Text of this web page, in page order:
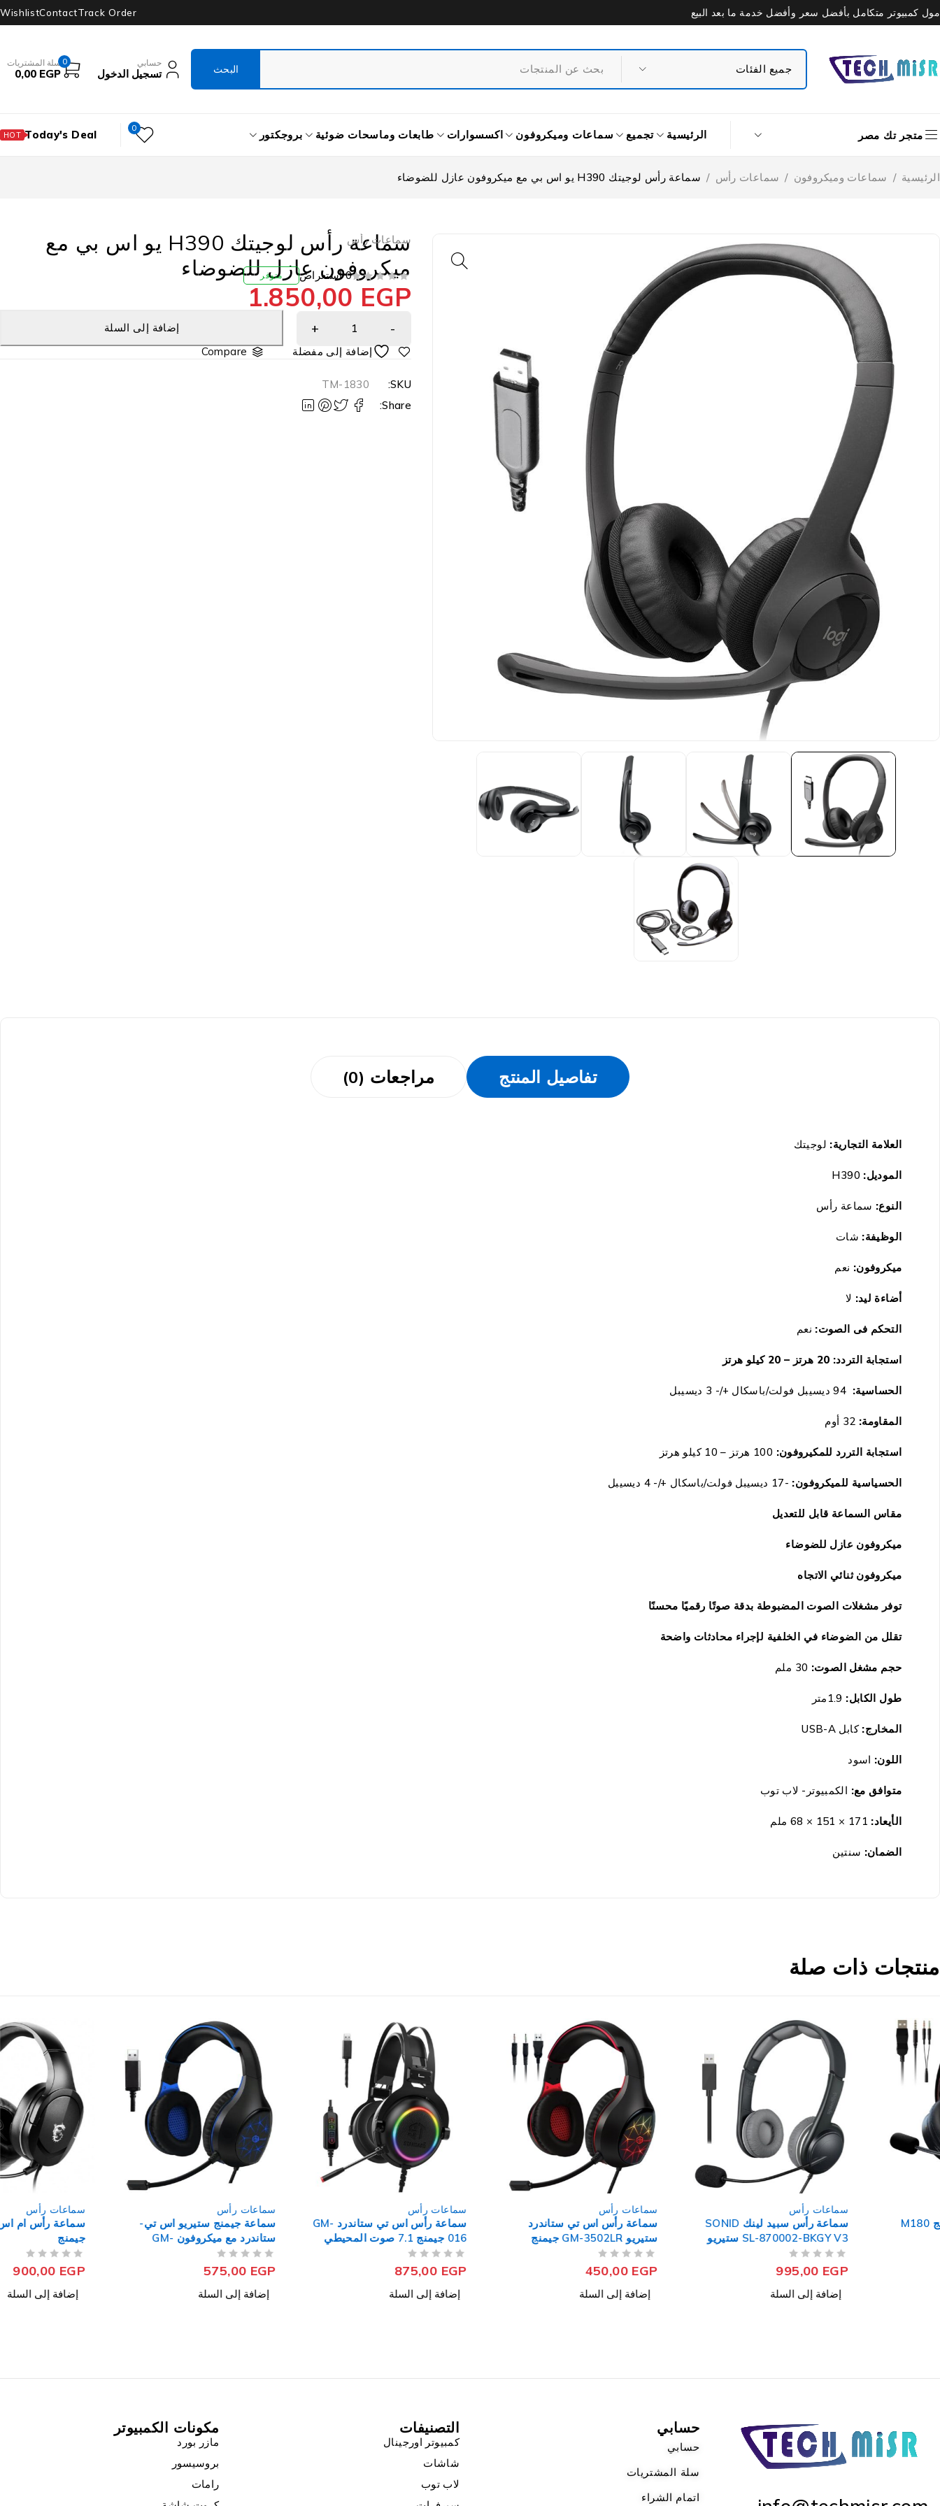
مول كمبيوتر متكامل بأفضل سعر وأفضل خدمة ما بعد البيع Track Order
Contact
Wishlist
حسابي
تسجيل الدخول
0 سلة المشتريات
0,00 EGP
متجر تك مصر الرئيسية تجميع سماعات وميكروفون اكسسوارات طابعات وماسحات ضوئية بروجكتور 0
Today's Deal
HOT
الرئيسية / سماعات وميكروفون / سماعات رأس / سماعة رأس لوجيتك H390 يو اس بي مع ميكروفون عازل للضوضاء
سماعات رأس
سماعة رأس لوجيتك H390 يو اس بي مع
ميكروفون عازل للضوضاء
0 استعراض متوفر
1.850,00 EGP
إضافة إلى السلة
Compare
SKU:
TM-1830
Share:
تفاصيل المنتج مراجعات (0)
العلامة التجارية: لوجيتك
الموديل:
النوع: سماعة رأس
الوظيفة: شات
ميكروفون: نعم
أضاءة ليد: لا
التحكم فى الصوت: نعم
استجابة التردد: 20 هرتز – 20 كيلو هرتز
الحساسية: 94 ديسيبل فولت/باسكال +/- 3 ديسيبل
المقاومة: 32 أوم
استجابة التررد للمكيروفون: 100 هرتز – 10 كيلو هرتز
الحسياسية للميكروفون: -17 ديسيبل فولت/باسكال +/- 4 ديسيبل
مقاس السماعة قابل للتعديل
ميكروفون عازل للضوضاء
ميكروفون ثنائي الاتجاه
توفر مشغلات الصوت المضبوطة بدقة صوتًا رقميًا محسنًا
تقلل من الضوضاء في الخلفية لإجراء محادثات واضحة
حجم مشغل الصوت: 30 ملم
طول الكابل: 1.9متر
المخارج:كابل USB-A
اللون: اسود
متوافق مع: الكمبيوتر- لاب توب
الأيعاد: 171 × 151 × 68 ملم
الضمان: سنتين
منتجات ذات صلة
سماعة رأس سبيد لينك SONID
SL-870002-BKGY V3 ستيريو
مع ميكروفون عازل للضوضاء
سماعة رأس اس تي ستاندرد
ستيريو GM-3502LR جيمنج
سماعة رأس اس تي ستاندرد GM-
016 جيمنج 7.1 صوت المحيطي
سماعة جيمنج ستيريو اس تي-
ستاندرد مع ميكروفون GM-
2100ENC لالغاء الضوضاء 7.1
صوت محيطي - ازرق
سماعة رأس ام اس اي GH20
جيمنج
حسابي
حسابي
سلة المشتريات
اتمام الشراء
التصنيفات
كمبيوتر اورجينال
شاشات
لاب توب
مكونات الكمبيوتر
مازر بورد
بروسيسور
رامات